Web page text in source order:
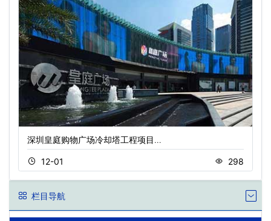
深圳皇庭购物广场冷却塔工程项目…
12-01 298
栏目导航